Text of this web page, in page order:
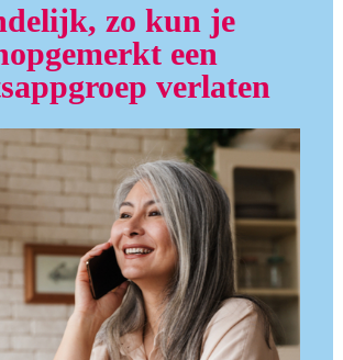
zo kun je
een
verlaten